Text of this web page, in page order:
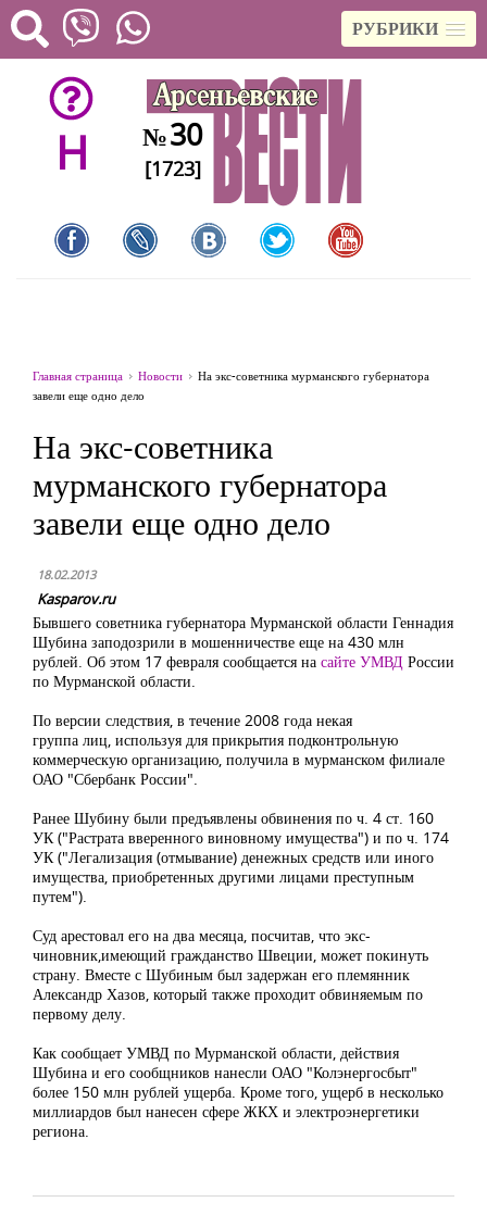
РУБРИКИ
H №30
[1723]
Главная страница Новости
На экс-советника мурманского губернатора
завели еще одно дело
На экс-советника
мурманского губернатора
завели еще одно дело
18.02.2013
Kasparov.ru
Бывшего советника губернатора Мурманской области Геннадия
Шубина заподозрили в мошенничестве еще на 430 млн
рублей. Об этом 17 февраля сообщается на сайте УМВД России
по Мурманской области.
По версии следствия, в течение 2008 года некая
группа лиц, используя для прикрытия подконтрольную
коммерческую организацию, получила в мурманском филиале
ОАО "Сбербанк России".
Ранее Шубину были предъявлены обвинения по ч. 4 ст. 160
УК ("Растрата вверенного виновному имущества") и по ч. 174
УК ("Легализация (отмывание) денежных средств или иного
имущества, приобретенных другими лицами преступным
путем").
Суд арестовал его на два месяца, посчитав, что экс-
чиновник,имеющий гражданство Швеции, может покинуть
страну. Вместе с Шубиным был задержан его племянник
Александр Хазов, который также проходит обвиняемым по
первому делу.
Как сообщает УМВД по Мурманской области, действия
Шубина и его сообщников нанесли ОАО "Колэнергосбыт"
более 150 млн рублей ущерба. Кроме того, ущерб в несколько
миллиардов был нанесен сфере ЖКХ и электроэнергетики
региона.